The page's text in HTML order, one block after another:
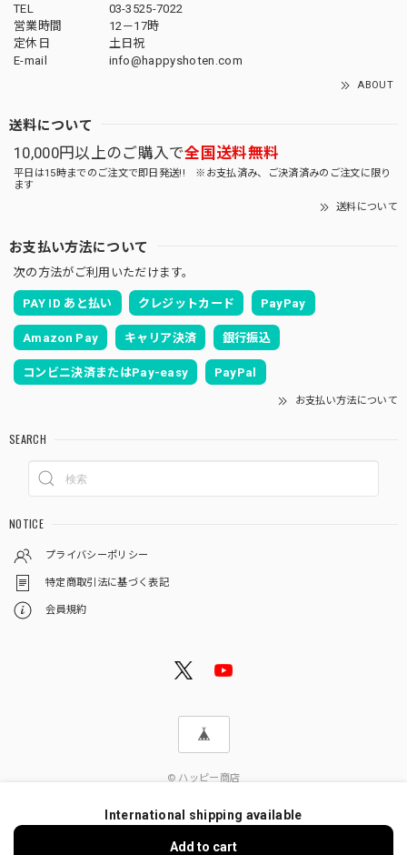
TEL
03-3525-7022
営業時間
12－17時
定休日
土日祝
E-mail
info@happyshoten.com
ABOUT
送料について
10,000円以上のご購入で全国送料無料
平日は15時までのご注文で即日発送!! ※お支払済み、ご決済済みのご注文に限り
ます
送料について
お支払い方法について
次の方法がご利用いただけます。
PAY ID あと払い クレジットカード PayPay
Amazon Pay キャリア決済 銀行振込
コンビニ決済またはPay-easy PayPal
お支払い方法について
SEARCH
NOTICE
プライバシーポリシー
特定商取引法に基づく表記
会員規約
© ハッピー商店
International shipping available
Add to cart